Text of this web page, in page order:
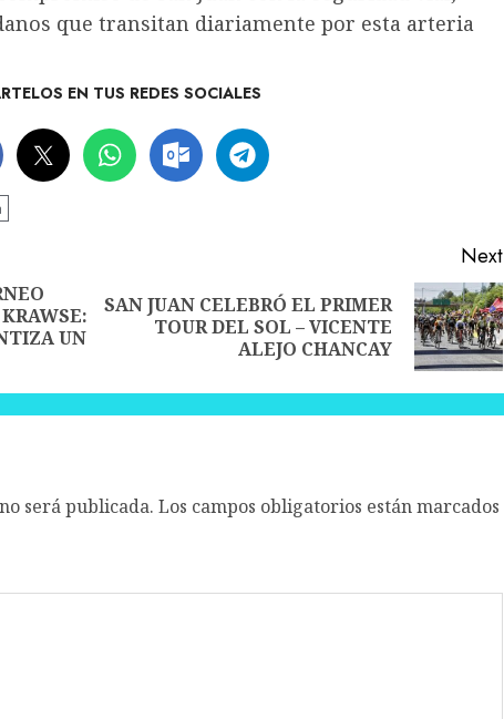
que transitan diariamente por esta arteria
EN TUS REDES SOCIALES
Previous
UN
Next
Next
SAN JUAN CELEBRÓ EL PRIMER
TOUR DEL SOL – VICENTE
ALEJO CHANCAY
será publicada. Los campos obligatorios están marcados